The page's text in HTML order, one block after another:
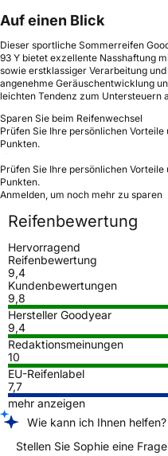
Auf einen Blick
Dieser sportliche Sommerreifen
93 Y bietet exzellente Nasshaftung
sowie erstklassiger Verarbeitung
angenehme Geräuschentwicklung
leichten Tendenz zum Untersteuern
Sparen Sie beim Reifenwechsel
Prüfen Sie Ihre persönlichen
Punkten.
Prüfen Sie Ihre persönlichen
Punkten.
Anmelden, um noch mehr zu sparen
Reifenbewertung
Hervorragend
Reifenbewertung
9,4
Kundenbewertungen
9,8
Hersteller Goodyear
9,4
Redaktionsmeinungen
10
EU-Reifenlabel
7,7
mehr anzeigen
Wie kann ich Ihnen helfen?
Stellen Sie Sophie eine Frage